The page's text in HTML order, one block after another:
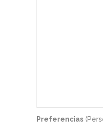
Preferencias